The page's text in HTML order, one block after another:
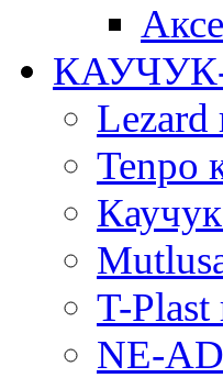
КАУЧУК-
Lezard
Tenpo
T-Plast
NE-AD